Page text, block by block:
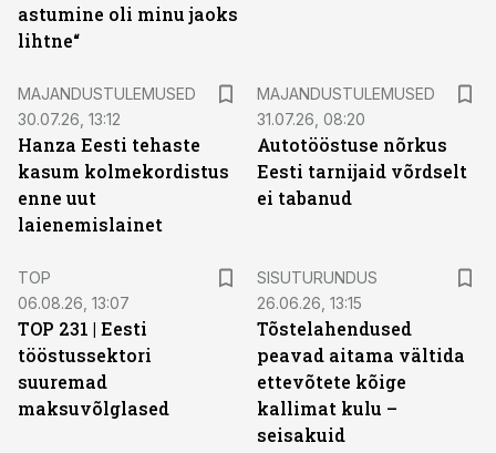
astumine oli minu jaoks
lihtne“
MAJANDUSTULEMUSED
30.07.26, 13:12
Hanza Eesti tehaste
kasum kolmekordistus
enne uut
laienemislainet
MAJANDUSTULEMUSED
31.07.26, 08:20
Autotööstuse nõrkus
Eesti tarnijaid võrdselt
ei tabanud
TOP
06.08.26, 13:07
TOP 231 | Eesti
tööstussektori
suuremad
maksuvõlglased
SISUTURUNDUS
26.06.26, 13:15
Tõstelahendused
peavad aitama vältida
ettevõtete kõige
kallimat kulu –
seisakuid